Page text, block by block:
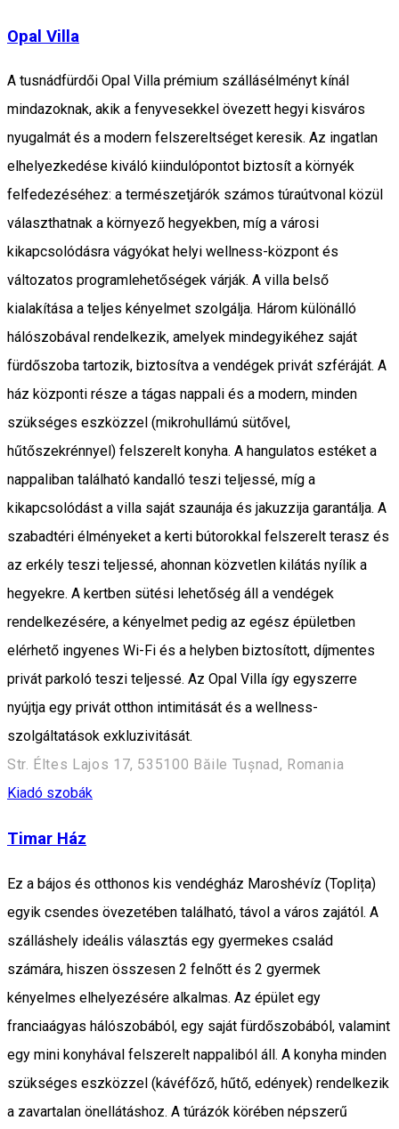
Opal Villa
A tusnádfürdői Opal Villa prémium szállásélményt kínál
mindazoknak, akik a fenyvesekkel övezett hegyi kisváros
nyugalmát és a modern felszereltséget keresik. Az ingatlan
elhelyezkedése kiváló kiindulópontot biztosít a környék
felfedezéséhez: a természetjárók számos túraútvonal közül
választhatnak a környező hegyekben, míg a városi
kikapcsolódásra vágyókat helyi wellness-központ és
változatos programlehetőségek várják. A villa belső
kialakítása a teljes kényelmet szolgálja. Három különálló
hálószobával rendelkezik, amelyek mindegyikéhez saját
fürdőszoba tartozik, biztosítva a vendégek privát szféráját. A
ház központi része a tágas nappali és a modern, minden
szükséges eszközzel (mikrohullámú sütővel,
hűtőszekrénnyel) felszerelt konyha. A hangulatos estéket a
nappaliban található kandalló teszi teljessé, míg a
kikapcsolódást a villa saját szaunája és jakuzzija garantálja. A
szabadtéri élményeket a kerti bútorokkal felszerelt terasz és
az erkély teszi teljessé, ahonnan közvetlen kilátás nyílik a
hegyekre. A kertben sütési lehetőség áll a vendégek
rendelkezésére, a kényelmet pedig az egész épületben
elérhető ingyenes Wi-Fi és a helyben biztosított, díjmentes
privát parkoló teszi teljessé. Az Opal Villa így egyszerre
nyújtja egy privát otthon intimitását és a wellness-
szolgáltatások exkluzivitását.
Str. Éltes Lajos 17, 535100 Băile Tușnad, Romania
Kiadó szobák
Timar Ház
Ez a bájos és otthonos kis vendégház Maroshévíz (Toplița)
egyik csendes övezetében található, távol a város zajától. A
szálláshely ideális választás egy gyermekes család
számára, hiszen összesen 2 felnőtt és 2 gyermek
kényelmes elhelyezésére alkalmas. Az épület egy
franciaágyas hálószobából, egy saját fürdőszobából, valamint
egy mini konyhával felszerelt nappaliból áll. A konyha minden
szükséges eszközzel (kávéfőző, hűtő, edények) rendelkezik
a zavartalan önellátáshoz. A túrázók körében népszerű